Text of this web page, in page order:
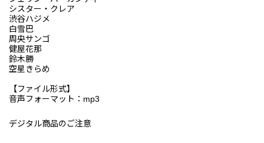
シスター・クレア
渋谷ハジメ
白雪巴
周央サンゴ
健屋花那
鈴木勝
空星きらめ
【ファイル形式】
音声フォーマット：mp3
デジタル商品のご注意